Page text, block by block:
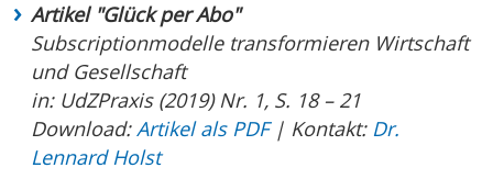
Artikel "Glück per Abo"
Subscriptionmodelle transformieren Wirtschaft
und Gesellschaft
in: UdZPraxis (2019) Nr. 1, S. 18 – 21
Download:Artikel als PDF| Kontakt: Dr.
Lennard Holst